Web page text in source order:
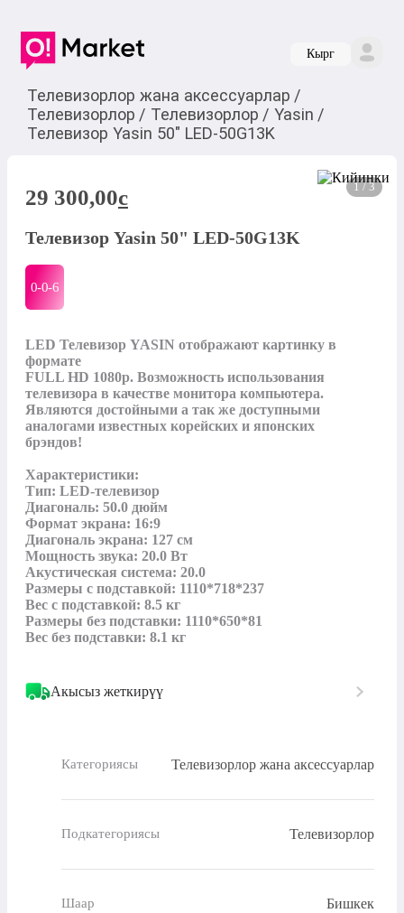
Кырг
Телевизорлор жана аксессуарлар /
Телевизорлор / Телевизорлор / Yasin /
Телевизор Yasin 50" LED-50G13K
1 / 3
29 300,00c
Телевизор Yasin 50" LED-50G13K
0-0-6
LED Телевизор YASIN отображают картинку в
формате
FULL HD 1080p. Возможность использования
телевизора в качестве монитора компьютера.
Являются достойными а так же доступными
аналогами известных корейских и японских
брэндов!
Характеристики:
Тип: LED-телевизор
Диагональ: 50.0 дюйм
Формат экрана: 16:9
Диагональ экрана: 127 см
Мощность звука: 20.0 Вт
Акустическая система: 20.0
Размеры с подставкой: 1110*718*237
Вес с подставкой: 8.5 кг
Размеры без подставки: 1110*650*81
Вес без подставки: 8.1 кг
Акысыз жеткирүү
Категориясы Телевизорлор жана аксессуарлар
Подкатегориясы Телевизорлор
Шаар Бишкек